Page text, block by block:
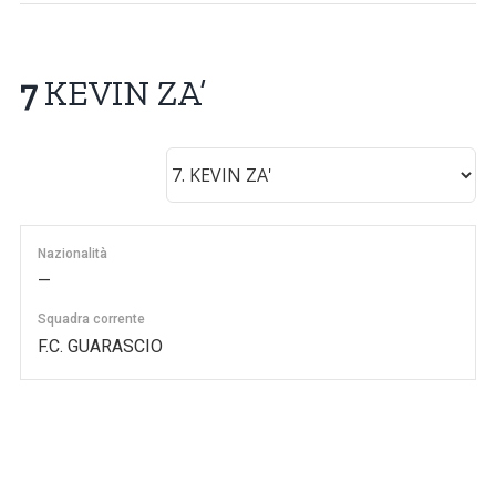
7KEVIN ZA’
Nazionalità
—
Squadra corrente
F.C. GUARASCIO